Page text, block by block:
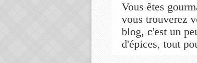
Vous êtes
vous trouverez
blog, c'est un
d'épices, tout